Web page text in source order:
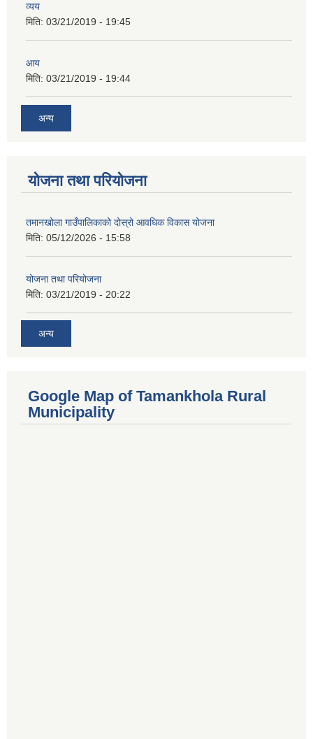
व्यय
मिति: 03/21/2019 - 19:45
आय
मिति: 03/21/2019 - 19:44
अन्य
योजना तथा परियोजना
तमानखोला गाउँपालिकाको दोस्रो आवधिक विकास योजना
मिति: 05/12/2026 - 15:58
योजना तथा परियोजना
मिति: 03/21/2019 - 20:22
अन्य
Google Map of Tamankhola Rural
Municipality